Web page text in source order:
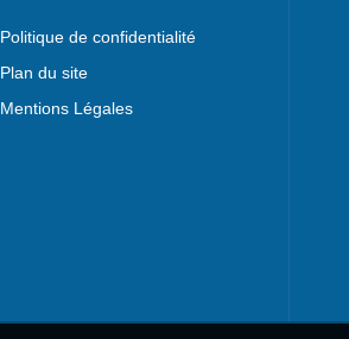
Politique de confidentialité
Plan du site
Mentions Légales